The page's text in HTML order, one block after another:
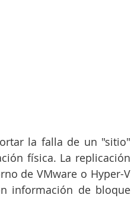
la falla de un "sitio"
física. La replicación
de VMware o Hyper-V
información de bloque